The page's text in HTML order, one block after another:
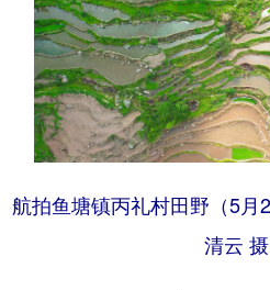
经济 服务
云南青年说 趣看文
航拍鱼塘镇丙礼村田野（5月
清云 摄